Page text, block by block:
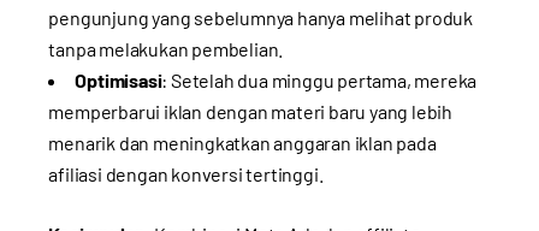
pengunjung yang sebelumnya hanya melihat produk
tanpa melakukan pembelian.
Optimisasi: Setelah dua minggu pertama, mereka
memperbarui iklan dengan materi baru yang lebih
menarik dan meningkatkan anggaran iklan pada
afiliasi dengan konversi tertinggi.